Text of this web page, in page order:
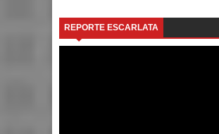
REPORTE ESCARLATA